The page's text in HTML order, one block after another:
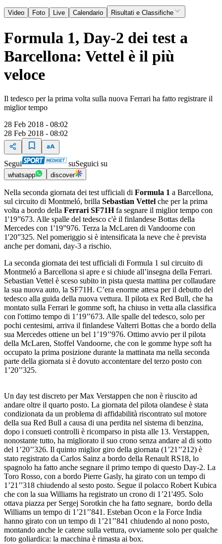
Video Foto Live Calendario Risultati e Classifiche
Formula 1, Day-2 dei test a
Barcellona: Vettel è il più
veloce
Il tedesco per la prima volta sulla nuova Ferrari ha fatto registrare il
miglior tempo
28 Feb 2018 - 08:02
28 Feb 2018 - 08:02
Segui suSeguici su
whatsapp discover
Nella seconda giornata dei test ufficiali di Formula 1 a Barcellona,
sul circuito di Montmeló, brilla Sebastian Vettel che per la prima
volta a bordo della Ferrari SF71Hfa segnare il miglior tempo con
1'19”673. Alle spalle del tedesco c'è il finlandese Bottas della
Mercedes con 1'19”976. Terza la McLaren di Vandoorne con
1'20”325. Nel pomeriggio si è intensificata la neve che è prevista
anche per domani, day-3 a rischio.
La seconda giornata dei test ufficiali di Formula 1 sul circuito di
Montmeló a Barcellona si apre e si chiude all’insegna della Ferrari.
Sebastian Vettel è sceso subito in pista questa mattina per collaudare
la sua nuova auto, la SF71H. C’era enorme attesa per il debutto del
tedesco alla guida della nuova vettura. Il pilota ex Red Bull, che ha
montato sulla Ferrari le gomme soft, ha chiuso in vetta alla classifica
con l'ottimo tempo di 1’19’’673. Alle spalle del tedesco, solo per
pochi centesimi, arriva il finlandese Valterri Bottas che a bordo della
sua Mercedes ottiene un bel 1’19’’976. Ottimo avvio per il pilota
della McLaren, Stoffel Vandoorne, che con le gomme hype soft ha
occupato la prima posizione durante la mattinata ma nella seconda
parte della giornata si è dovuto accontentare del terzo posto con
1’20’’325.
Un day test discreto per Max Verstappen che non è riuscito ad
andare oltre il quarto posto. La giornata del pilota olandese è stata
condizionata da un problema di affidabilità riscontrato sul motore
della sua Red Bull a causa di una perdita nel sistema di benzina,
dopo i consueti controlli è ricomparso in pista alle 13. Verstappen,
nonostante tutto, ha migliorato il suo crono senza andare al di sotto
del 1’20’’326. Il quinto miglior giro della giornata (1’21’’212) è
stato registrato da Carlos Sainz a bordo della Renault RS18, lo
spagnolo ha fatto anche segnare il primo tempo di questo Day-2. La
Toro Rosso, con a bordo Pierre Gasly, ha girato con un tempo di
1’21’’318 chiudendo al sesto posto. Segue il polacco Robert Kubica
che con la sua Williams ha registrato un crono di 1’21'495. Solo
ottava piazza per Sergej Sorotkin che ha fatto segnare, bordo della
Williams un tempo di 1’21’’841. Esteban Ocon e la Force India
hanno girato con un tempo di 1’21’’841 chiudendo al nono posto,
montando anche le catene sulla vettura, ovviamente solo per qualche
foto goliardica: la macchina è rimasta ai box.